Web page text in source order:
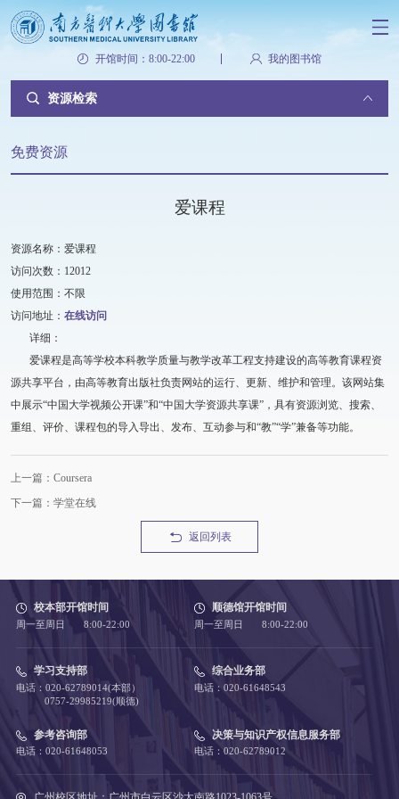
开馆时间：8:00-22:00 我的图书馆
资源检索
免费资源
爱课程
资源名称：爱课程
访问次数：12012
使用范围：不限
访问地址： 在线访问
详细：
爱课程是高等学校本科教学质量与教学改革工程支持建设的高等教育课程资
源共享平台，由高等教育出版社负责网站的运行、更新、维护和管理。该网站集
中展示“中国大学视频公开课”和“中国大学资源共享课”，具有资源浏览、搜索、
重组、评价、课程包的导入导出、发布、互动参与和“教”“学”兼备等功能。
上一篇：Coursera
下一篇：学堂在线
返回列表
校本部开馆时间
周一至周日 8:00-22:00
顺德馆开馆时间
周一至周日 8:00-22:00
学习支持部
电话：020-62789014(本部）
0757-29985219(顺德)
综合业务部
电话：020-61648543
参考咨询部
电话：020-61648053
决策与知识产权信息服务部
电话：020-62789012